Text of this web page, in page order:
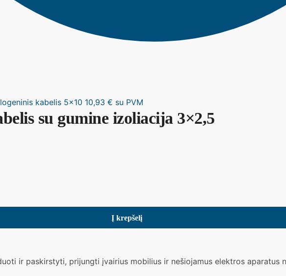
kabelis 5x10 10,93 € su PVM
su gumine izoliacija 3×2,5
Į krepšelį
ir paskirstyti, prijungti įvairius mobilius ir nešiojamus elektros aparatus